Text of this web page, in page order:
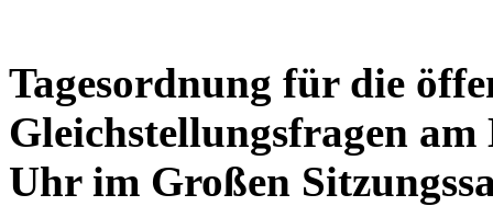
Tagesordnung für die
Gleichstellungsfragen
Uhr im Großen